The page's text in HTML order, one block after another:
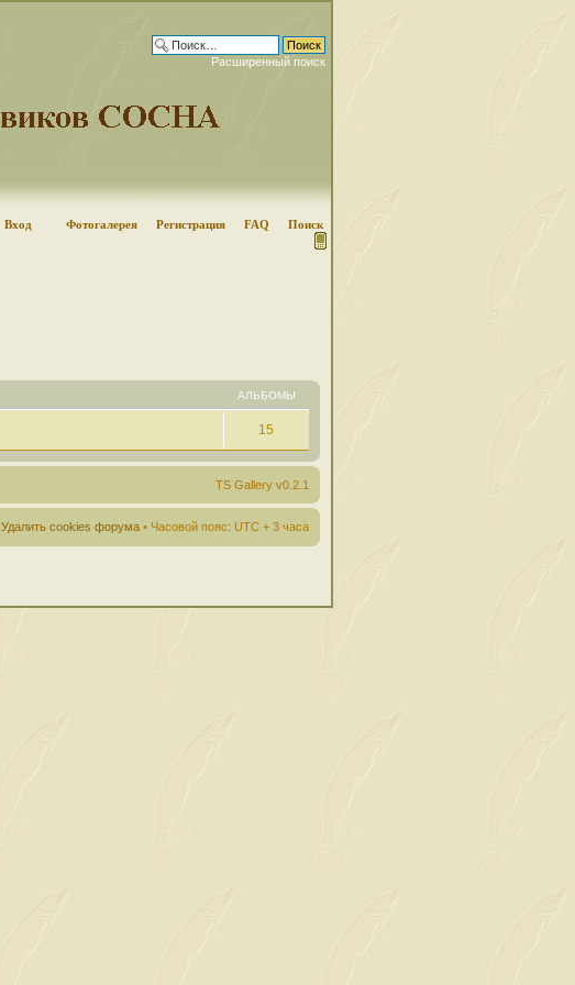
Расширенный поиск
Вход Фотогалерея Регистрация FAQ Поиск
АЛЬБОМЫ
15
TS Gallery v0.2.1
Удалить cookies форума • Часовой пояс: UTC + 3 часа